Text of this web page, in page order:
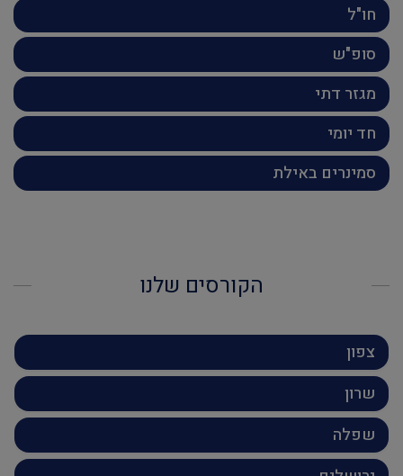
חו"ל
סופ"ש
מגזר דתי
חד יומי
סמינרים באילת
הקורסים שלנו
צפון
שרון
שפלה